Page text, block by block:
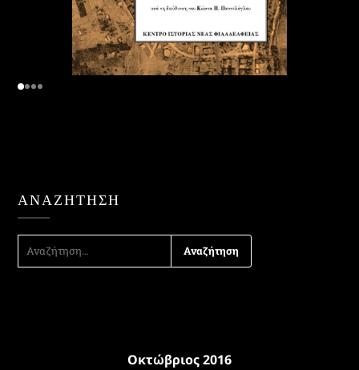
ΑΝΑΖΉΤΗΣΗ
ΑΝΑΖΉΤΗΣΗ
Οκτώβριος 2016